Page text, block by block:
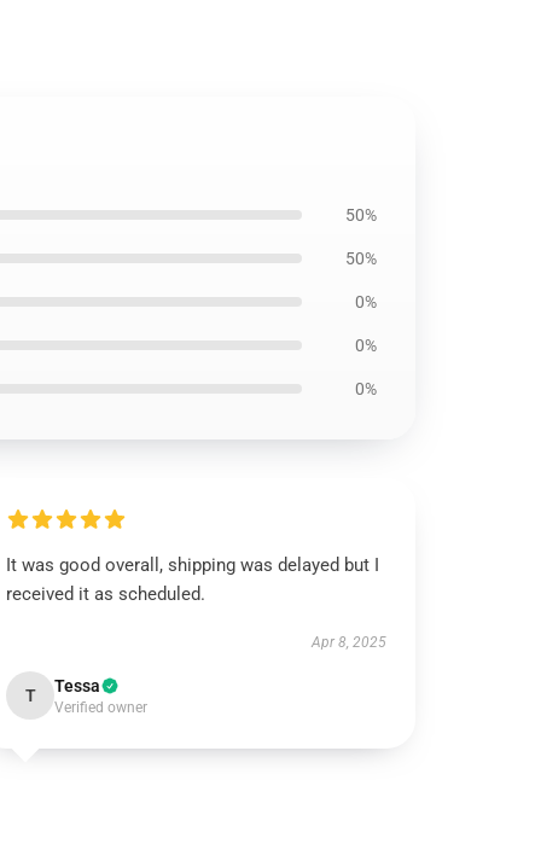
50%
50%
0%
0%
0%
It was good overall, shipping was delayed but I
received it as scheduled.
Apr 8, 2025
T Tessa
Verified owner